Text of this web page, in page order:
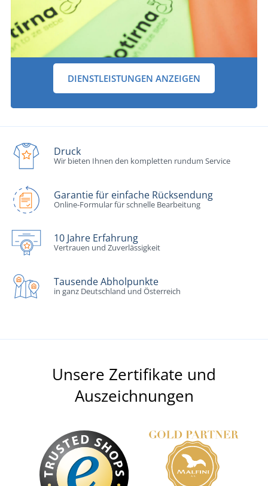
DIENSTLEISTUNGEN ANZEIGEN
Druck
Wir bieten Ihnen den kompletten rundum Service
Garantie für einfache Rücksendung
Online-Formular für schnelle Bearbeitung
10 Jahre Erfahrung
Vertrauen und Zuverlässigkeit
Tausende Abholpunkte
in ganz Deutschland und Österreich
Unsere Zertifikate und
Auszeichnungen